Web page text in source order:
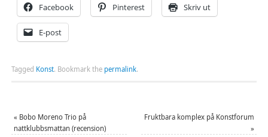
Facebook Pinterest Skriv ut
E-post
Tagged Konst. Bookmark the permalink.
« Bobo Moreno Trio på
nattklubbsmattan (recension)
Fruktbara komplex på Konstforum
»